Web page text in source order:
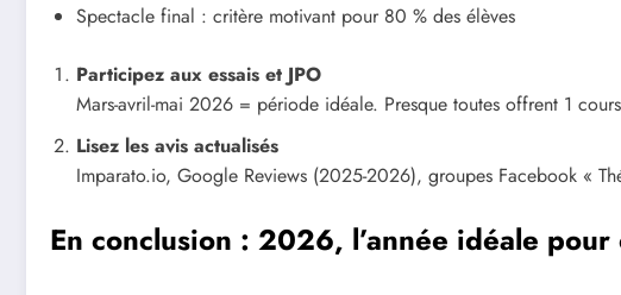
Spectacle final : critère motivant pour 80 % des élèves
Participez aux essais et JPO
Mars-avril-mai 2026 = période idéale. Presque toutes offrent 1
Lisez les avis actualisés
Imparato.io, Google Reviews (2025-2026), groupes Facebook «
En conclusion : 2026, l’année idéale pour